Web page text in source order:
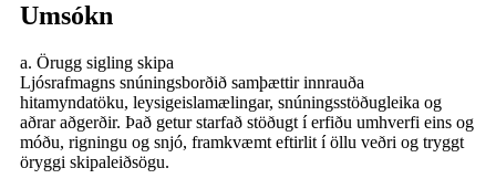
Umsókn
a. Örugg sigling skipa
Ljósrafmagns snúningsborðið samþættir innrauða
hitamyndatöku, leysigeislamælingar, snúningsstöðugleika og
aðrar aðgerðir. Það getur starfað stöðugt í erfiðu umhverfi eins og
móðu, rigningu og snjó, framkvæmt eftirlit í öllu veðri og tryggt
öryggi skipaleiðsögu.